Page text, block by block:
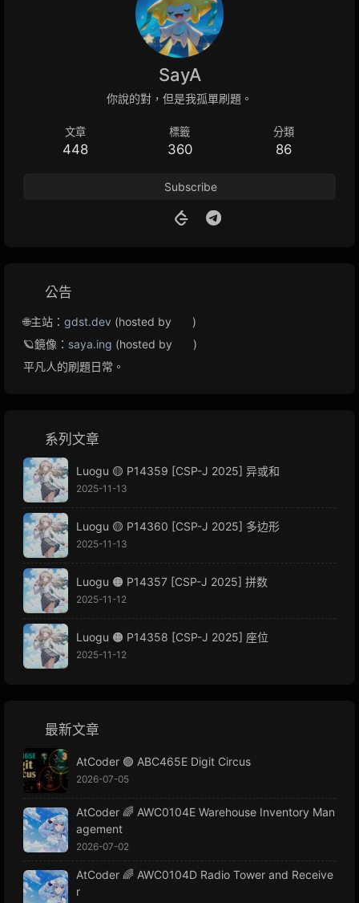
SayA
你說的對，但是我孤單刷題。
文章
448
標籤
360
分類
86
Subscribe
公告
🌐主站： gdst.dev (hosted by
)
🪐鏡像： saya.ing (hosted by
)
平凡人的刷題日常。
系列文章
Luogu 🟡 P14359 [CSP-J 2025] 异或和
2025-11-13
Luogu 🟡 P14360 [CSP-J 2025] 多边形
2025-11-13
Luogu 🟠 P14357 [CSP-J 2025] 拼数
2025-11-12
Luogu 🟠 P14358 [CSP-J 2025] 座位
2025-11-12
最新文章
AtCoder 🟢 ABC465E Digit Circus
2026-07-05
AtCoder 🌈 AWC0104E Warehouse Inventory Man
agement
2026-07-02
AtCoder 🌈 AWC0104D Radio Tower and Receive
r